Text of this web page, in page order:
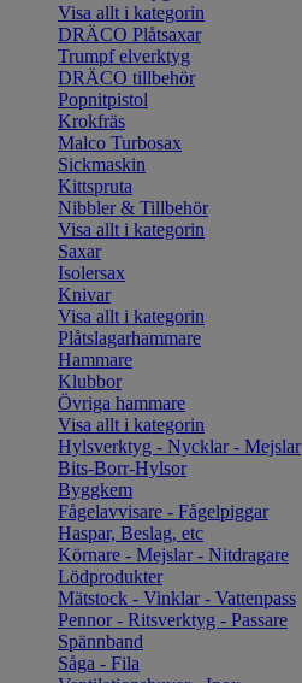
Visa allt i kategorin
DRÄCO Plåtsaxar
Trumpf elverktyg
DRÄCO tillbehör
Popnitpistol
Krokfräs
Malco Turbosax
Sickmaskin
Kittspruta
Nibbler & Tillbehör
Visa allt i kategorin
Saxar
Isolersax
Knivar
Visa allt i kategorin
Plåtslagarhammare
Hammare
Klubbor
Övriga hammare
Visa allt i kategorin
Hylsverktyg - Nycklar - Mejslar
Bits-Borr-Hylsor
Byggkem
Fågelavvisare - Fågelpiggar
Haspar, Beslag, etc
Körnare - Mejslar - Nitdragare
Lödprodukter
Mätstock - Vinklar - Vattenpass
Pennor - Ritsverktyg - Passare
Spännband
Såga - Fila